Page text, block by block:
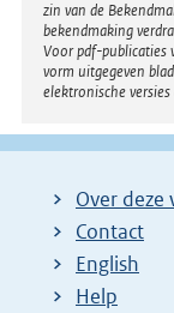
l
i
n
k
:
zin van de
bekendmaking
Voor pdf-publicaties
vorm uitgegeven
elektronische
Over deze
Contact
English
Help